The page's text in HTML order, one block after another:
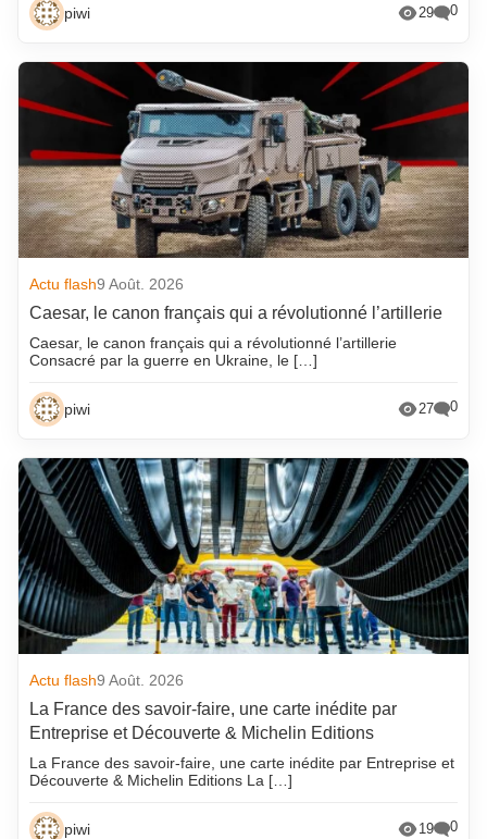
piwi 29 0
Actu flash9 Août. 2026
Caesar, le canon français qui a révolutionné l’artillerie
Caesar, le canon français qui a révolutionné l’artillerie
Consacré par la guerre en Ukraine, le […]
piwi 27 0
Actu flash9 Août. 2026
La France des savoir-faire, une carte inédite par
Entreprise et Découverte & Michelin Editions
La France des savoir-faire, une carte inédite par Entreprise et
Découverte & Michelin Editions La […]
piwi 19 0